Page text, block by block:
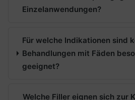
Einzelanwendungen?
Für welche Indikationen sind
Behandlungen mit Fäden
geeignet?
Welche Filler eignen sich zur